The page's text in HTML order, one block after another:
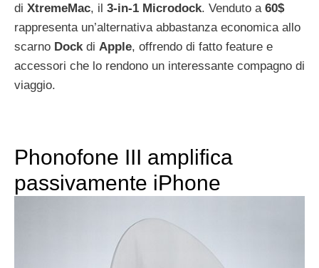
di XtremeMac, il 3-in-1 Microdock. Venduto a 60$
rappresenta un’alternativa abbastanza economica allo
scarno Dockdi Apple, offrendo di fatto feature e
accessori che lo rendono un interessante compagno di
viaggio.
Phonofone III amplifica
passivamente iPhone